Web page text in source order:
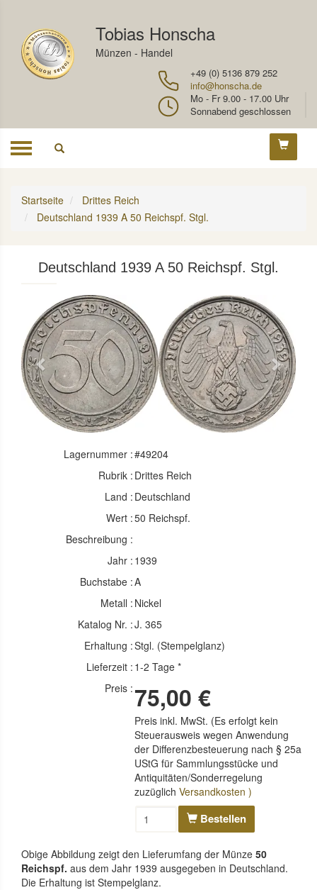
Tobias Honscha
Münzen - Handel
+49 (0) 5136 879 252
info@honscha.de
Mo - Fr 9.00 - 17.00 Uhr
Sonnabend geschlossen
Toggle
Startseite
Drittes Reich
Deutschland 1939 A 50 Reichspf. Stgl.
Deutschland 1939 A 50 Reichspf. Stgl.
Previous Next
Lagernummer :#49204
Rubrik : Drittes Reich
Land : Deutschland
Wert :50 Reichspf.
Beschreibung :
Jahr : 1939
Buchstabe :A
Metall : Nickel
Katalog Nr. :J. 365
Erhaltung :Stgl. (Stempelglanz)
Lieferzeit : 1-2 Tage *
Preis : 75,00 €
Preis inkl. MwSt. (Es erfolgt kein
Steuerausweis wegen Anwendung
der Differenzbesteuerung nach § 25a
UStG für Sammlungsstücke und
Antiquitäten/Sonderregelung
zuzüglichVersandkosten )
Bestellen
Obige Abbildung zeigt den Lieferumfang der Münze 50
Reichspf. aus dem Jahr 1939 ausgegeben in Deutschland.
Die Erhaltung ist Stempelglanz.